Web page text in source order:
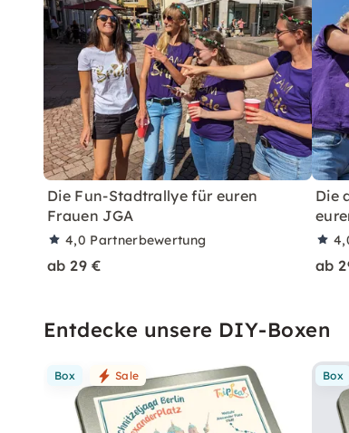
Die Fun-Stadtrallye für euren
Frauen JGA
4,0 Partnerbewertung
ab 29 €
Die
ab
Entdecke unsere DIY-Boxen
Box Sale Box